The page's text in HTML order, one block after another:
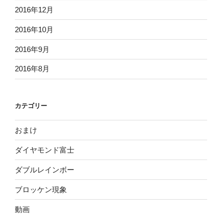
2016年12月
2016年10月
2016年9月
2016年8月
カテゴリー
おまけ
ダイヤモンド富士
ダブルレインボー
ブロッケン現象
動画